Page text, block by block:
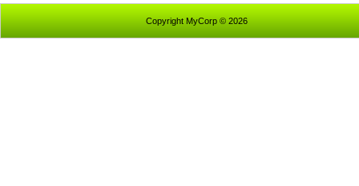
Copyright MyCorp © 2026